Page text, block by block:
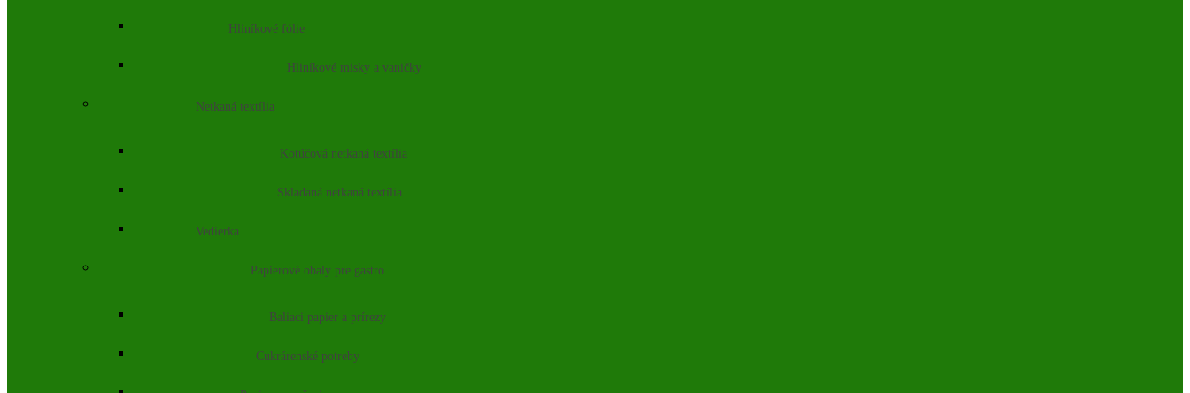
Hliníkové fólie
Hliníkové misky a vaničky
Netkaná textília
Kotúčová netkaná textília
Skladaná netkaná textília
Vedierka
Papierové obaly pre gastro
Baliaci papier a prírezy
Cukrárenské potreby